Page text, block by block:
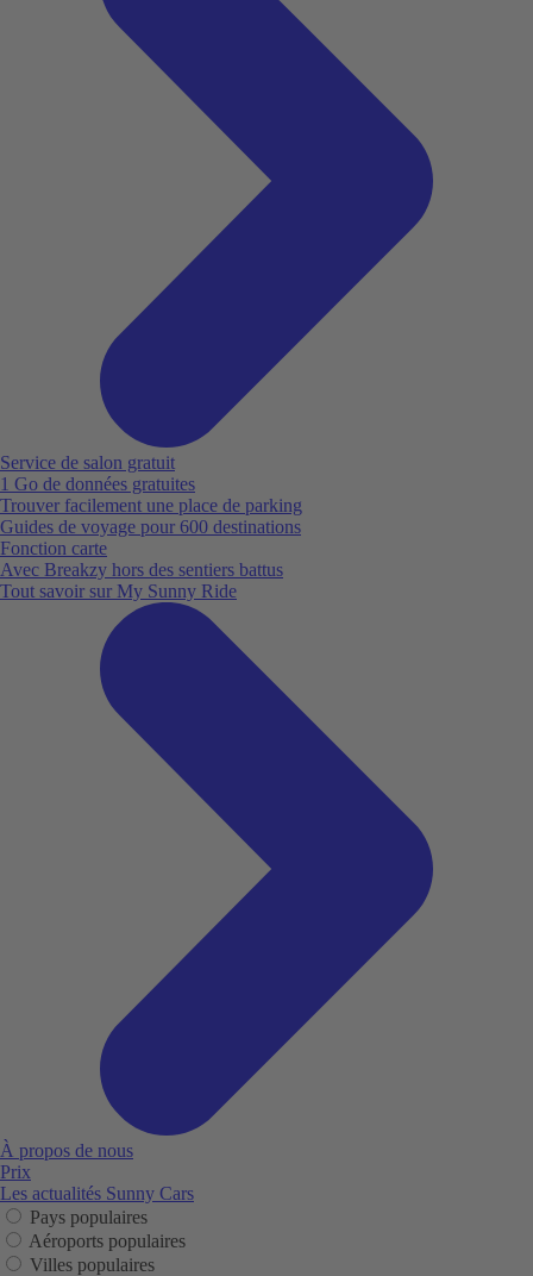
Service de salon gratuit
1 Go de données gratuites
Trouver facilement une place de parking
Guides de voyage pour 600 destinations
Fonction carte
Avec Breakzy hors des sentiers battus
Tout savoir sur My Sunny Ride
À propos de nous
Prix
Les actualités Sunny Cars
Pays populaires
Aéroports populaires
Villes populaires